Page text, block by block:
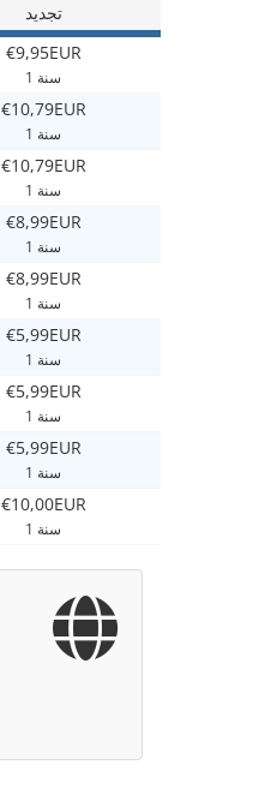
تجديد
€9,95EUR
1 سنة
€10,79EUR
1 سنة
€10,79EUR
1 سنة
€8,99EUR
1 سنة
€8,99EUR
1 سنة
€5,99EUR
1 سنة
€5,99EUR
1 سنة
€5,99EUR
1 سنة
€10,00EUR
1 سنة